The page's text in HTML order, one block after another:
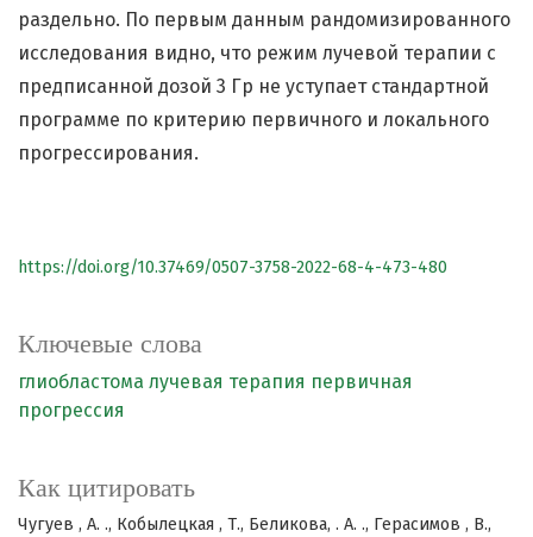
Ключевые слова
глиобластома лучевая терапия первичная
прогрессия
Как цитировать
Чугуев , А. ., Кобылецкая , Т., Беликова, . А. ., Герасимов , В.,
раздельно. По первым данным рандомизированного
исследования видно, что режим лучевой терапии с
предписанной дозой 3 Гр не уступает стандартной
программе по критерию первичного и локального
прогрессирования.
https://doi.org/10.37469/0507-3758-2022-68-4-473-480